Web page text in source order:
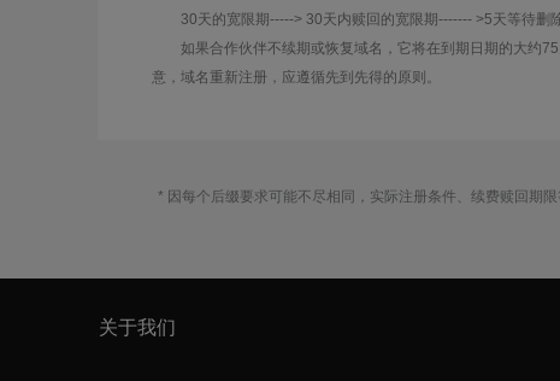
30天的宽限期-----> 30天内赎回的宽限期------- >5天等待删
如果合作伙伴不续期或恢复域名，它将在到期日期的大约
意，域名重新注册，应遵循先到先得的原则。
* 因每个后缀要求可能不尽相同，实际注册条件、续费赎回期限
关于我们